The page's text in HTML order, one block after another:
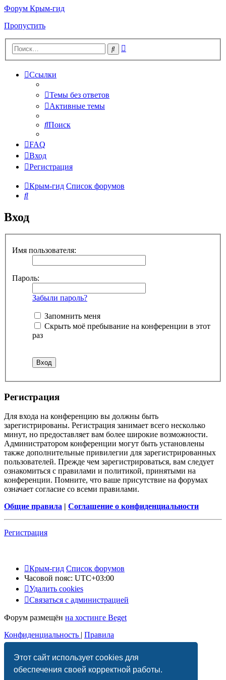
Этот сайт использует cookies для
обеспечения своей корректной работы.
Форум Крым-гид
Пропустить
Поиск
Ссылки
Темы без ответов
Активные темы
Поиск
FAQ
Вход
Регистрация
Крым-гид Список форумов
Поиск
Вход
Имя пользователя:
Пароль:
Забыли пароль?
Запомнить меня
Скрыть моё пребывание на конференции в этот
раз
Регистрация
Для входа на конференцию вы должны быть
зарегистрированы. Регистрация занимает всего несколько
минут, но предоставляет вам более широкие возможности.
Администратором конференции могут быть установлены
также дополнительные привилегии для зарегистрированных
пользователей. Прежде чем зарегистрироваться, вам следует
ознакомиться с правилами и политикой, принятыми на
конференции. Помните, что ваше присутствие на форумах
означает согласие со всеми правилами.
Общие правила | Соглашение о конфиденциальности
Регистрация
Крым-гид Список форумов
Часовой пояс: UTC+03:00
Удалить cookies
Связаться с администрацией
Форум размещён на хостинге Beget
Конфиденциальность | Правила